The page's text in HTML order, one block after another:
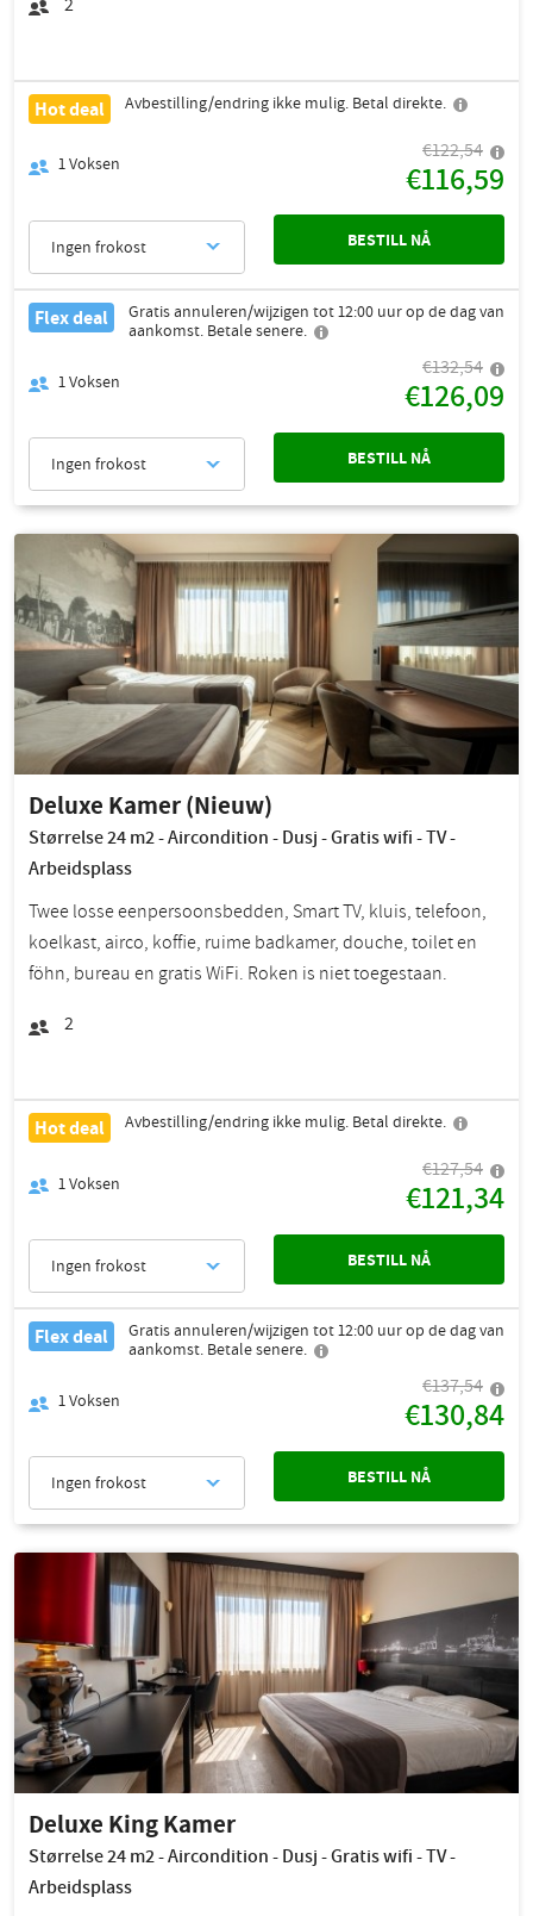
Hot deal Avbestilling/endring ikke mulig. Betal direkte.
1Voksen
€122,54
€116,59
Ingen frokost BESTILL NÅ
Flex deal
Gratis annuleren/wijzigen tot 12:00 uur op de dag van
aankomst. Betale senere.
1Voksen
€132,54
€126,09
Ingen frokost BESTILL NÅ
Deluxe Kamer (Nieuw)
Størrelse 24 m2 - Aircondition - Dusj - Gratis wifi - TV -
Arbeidsplass
Twee losse eenpersoonsbedden, Smart TV, kluis, telefoon,
koelkast, airco, koffie, ruime badkamer, douche, toilet en
föhn, bureau en gratis WiFi. Roken is niet toegestaan.
2
Hot deal Avbestilling/endring ikke mulig. Betal direkte.
1Voksen
€127,54
€121,34
Ingen frokost BESTILL NÅ
Flex deal
Gratis annuleren/wijzigen tot 12:00 uur op de dag van
aankomst. Betale senere.
1Voksen
€137,54
€130,84
Ingen frokost BESTILL NÅ
Deluxe King Kamer
Størrelse 24 m2 - Aircondition - Dusj - Gratis wifi - TV -
Arbeidsplass